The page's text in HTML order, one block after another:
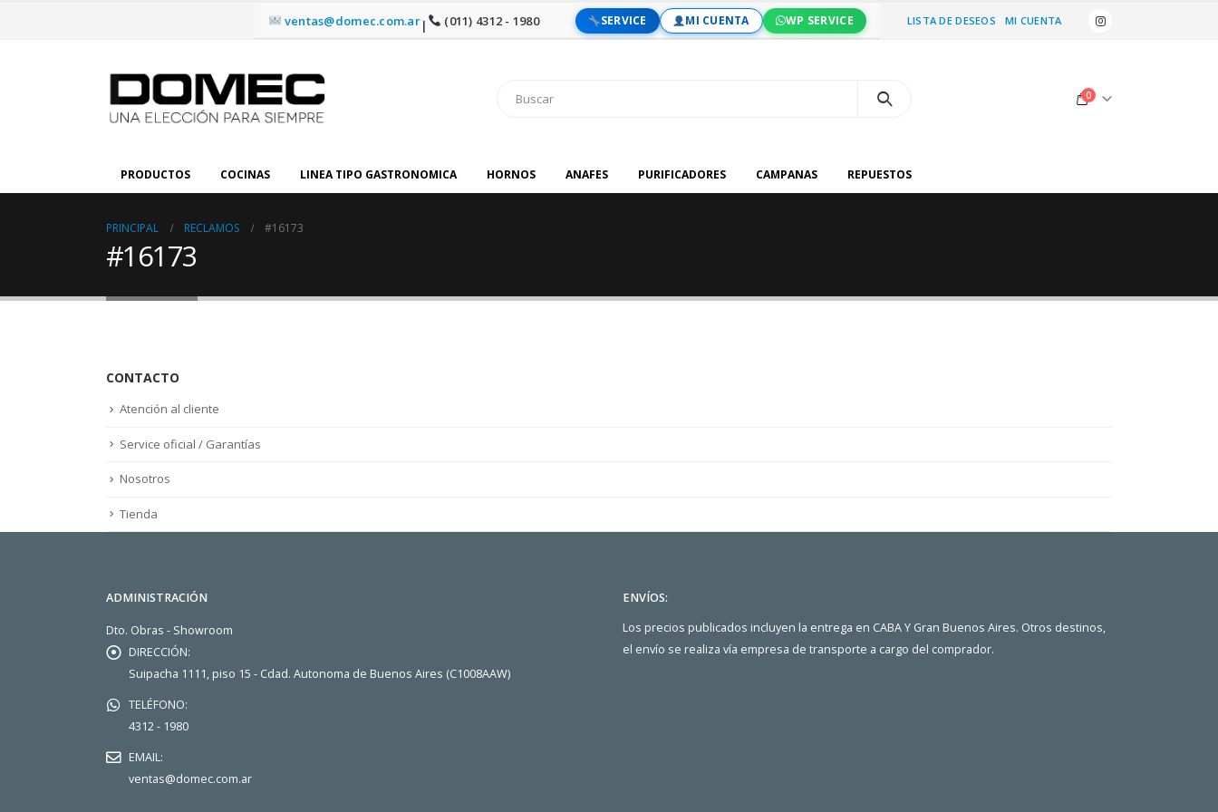
ventas@domec.com.ar| (011) 4312 - 1980 SERVICE MI CUENTA WP SERVICE LISTA DE DESEOS MI CUENTA
0
PRODUCTOS COCINAS LINEA TIPO GASTRONOMICA HORNOS ANAFES PURIFICADORES CAMPANAS REPUESTOS
PRINCIPAL RECLAMOS #16173
#16173
CONTACTO
Atención al cliente
Service oficial / Garantías
Nosotros
Tienda
ADMINISTRACIÓN
Dto. Obras - Showroom
DIRECCIÓN:
Suipacha 1111, piso 15 - Cdad. Autonoma de Buenos Aires (C1008AAW)
TELÉFONO:
4312 - 1980
EMAIL:
ventas@domec.com.ar
ENVÍOS:
Los precios publicados incluyen la entrega en CABA Y Gran Buenos Aires. Otros destinos,
el envío se realiza vía empresa de transporte a cargo del comprador.